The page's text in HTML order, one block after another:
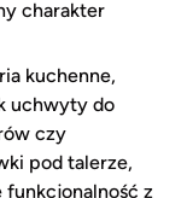
charakter
kuchenne,
uchwyty do
czy
pod talerze,
funkcjonalność z